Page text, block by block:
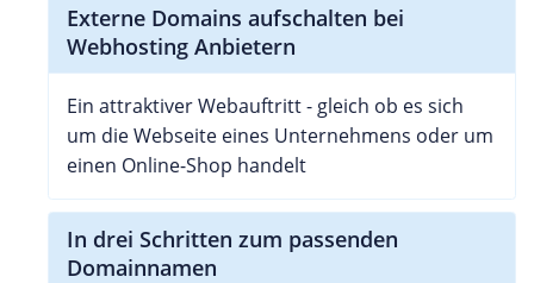
Externe Domains aufschalten bei
Webhosting Anbietern
Ein attraktiver Webauftritt - gleich ob es sich
um die Webseite eines Unternehmens oder um
einen Online-Shop handelt
In drei Schritten zum passenden
Domainnamen